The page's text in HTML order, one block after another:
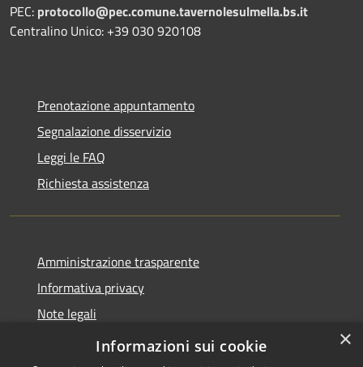
PEC: protocollo@pec.comune.tavernolesulmella.bs.it
Centralino Unico: +39 030 920108
Prenotazione appuntamento
Segnalazione disservizio
Leggi le FAQ
Richiesta assistenza
Amministrazione trasparente
Informativa privacy
Note legali
Dichiarazione di accessibilità
×
Informazioni sui cookie